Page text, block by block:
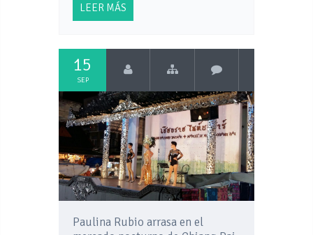
LEER MÁS
15
SEP
Paulina Rubio arrasa en el